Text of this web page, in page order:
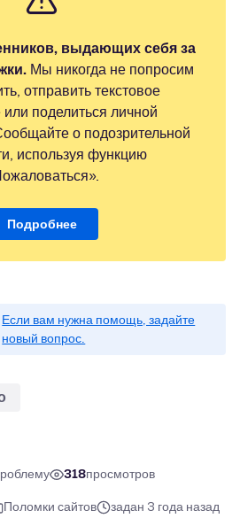
выдающих себя за
Мы никогда не попросим
отправить текстовое
поделиться личной
о подозрительной
используя функцию
Подробнее
Если вам нужна помощь, задайте
новый вопрос.
318просмотров
Поломки сайтов
задан 3 года назад